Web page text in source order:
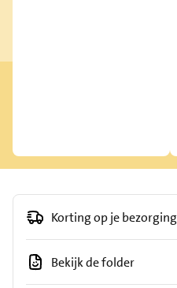
Korting op je bezorging
Bekijk de folder